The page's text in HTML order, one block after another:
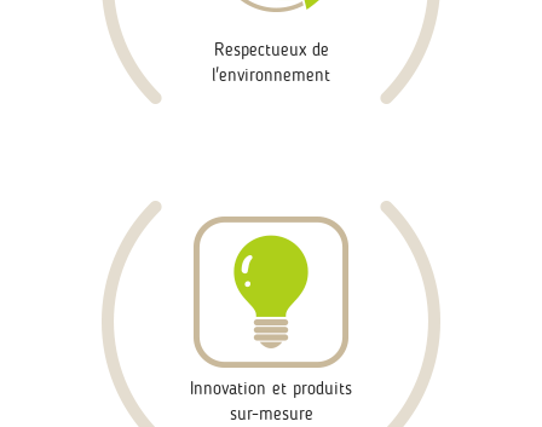
Respectueux de
l'environnement
Innovation et produits
sur-mesure